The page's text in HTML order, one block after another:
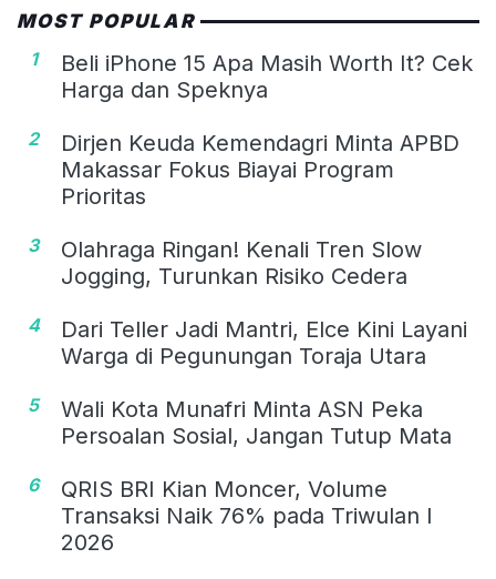
MOST POPULAR
1
Beli iPhone 15 Apa Masih Worth It? Cek
Harga dan Speknya
2
Dirjen Keuda Kemendagri Minta APBD
Makassar Fokus Biayai Program
Prioritas
3
Olahraga Ringan! Kenali Tren Slow
Jogging, Turunkan Risiko Cedera
4
Dari Teller Jadi Mantri, Elce Kini Layani
Warga di Pegunungan Toraja Utara
5
Wali Kota Munafri Minta ASN Peka
Persoalan Sosial, Jangan Tutup Mata
6
QRIS BRI Kian Moncer, Volume
Transaksi Naik 76% pada Triwulan I
2026